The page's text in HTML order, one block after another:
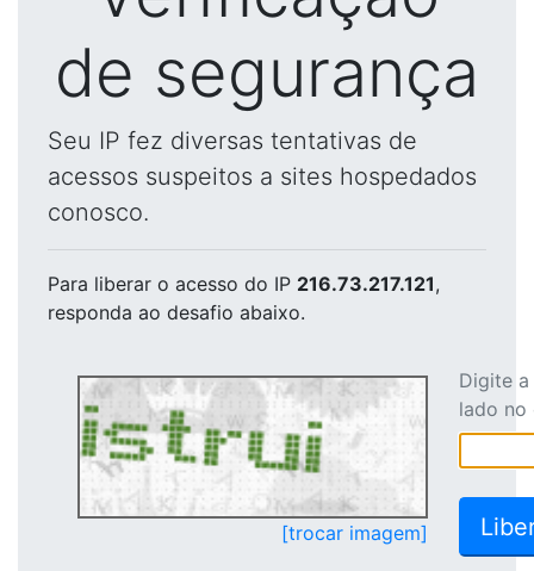
de segurança
Seu IP fez diversas tentativas de
acessos suspeitos a sites hospedados
conosco.
Para liberar o acesso do IP 216.73.217.121,
responda ao desafio abaixo.
[trocar imagem]
Digite
lado no